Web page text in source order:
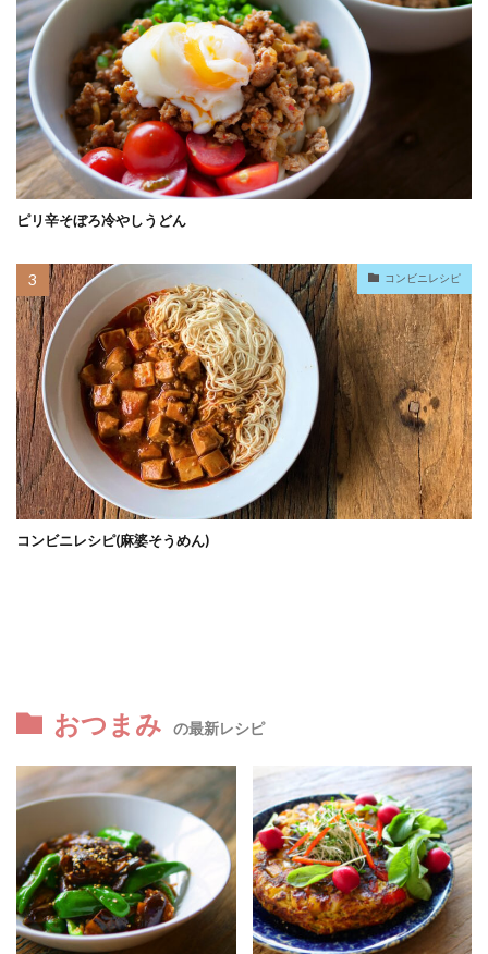
ピリ辛そぼろ冷やしうどん
コンビニレシピ
コンビニレシピ(麻婆そうめん)
おつまみ の最新レシピ